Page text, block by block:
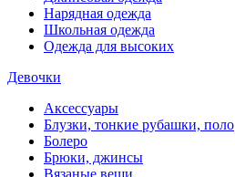
Нарядная одежда
Школьная одежда
Одежда для высоких
Девочки
Аксессуары
Блузки, тонкие рубашки, поло
Болеро
Брюки, джинсы
Вязаные вещи